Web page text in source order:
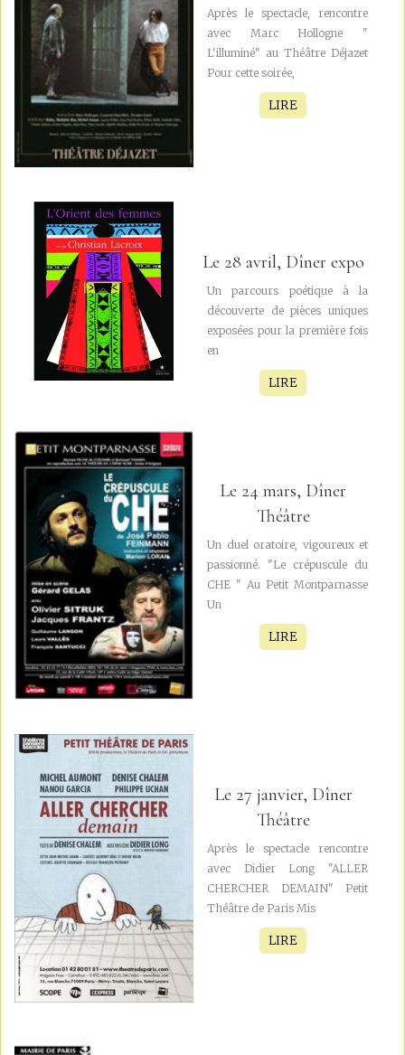
Après le spectacle, rencontre
avec Marc Hollogne "
L'illuminé" au Théâtre Déjazet
Pour cette soirée,
LIRE
Le 28 avril, Dîner expo
Un parcours poétique à la
découverte de pièces uniques
exposées pour la première fois
en
LIRE
Le 24 mars, Dîner
Théâtre
Un duel oratoire, vigoureux et
passionné. "Le crépuscule du
CHE " Au Petit Montparnasse
Un
LIRE
Le 27 janvier, Dîner
Théâtre
Après le spectacle rencontre
avec Didier Long "ALLER
CHERCHER DEMAIN" Petit
Théâtre de Paris Mis
LIRE